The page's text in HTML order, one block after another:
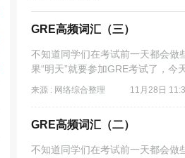
GRE高频词汇（三）
不知道同学们在考试前一天都会做
果“明天”就要参加GRE考试了，
来源 : 网络综合整理 11月28日
GRE高频词汇（二）
不知道同学们在考试前一天都会做